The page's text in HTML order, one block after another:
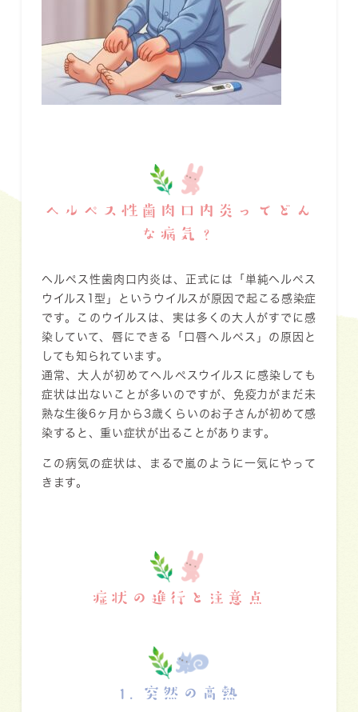
ヘルペス性歯肉口内炎ってどん
な病気？
ヘルペス性歯肉口内炎は、正式には「 単純ヘルペス
ウイルス1型 」というウイルスが原因で起こる感染症
です。このウイルスは、実は多くの大人がすでに感
染していて、唇にできる「 口唇ヘルペス 」の原因と
しても知られています。
通常、大人が初めてヘルペスウイルスに感染しても
症状は出ないことが多いのですが、免疫力がまだ未
熟な生後6ヶ月から3歳くらいのお子さんが初めて感
染すると、重い症状が出ることがあります。
この病気の症状は、まるで 嵐 のように一気にやって
きます。
症状の進行と注意点
1. 突然の高熱